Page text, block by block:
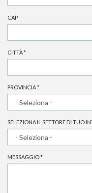
CAP
CITTÀ*
PROVINCIA*
SELEZIONA IL SETTORE DI TUO
MESSAGGIO*